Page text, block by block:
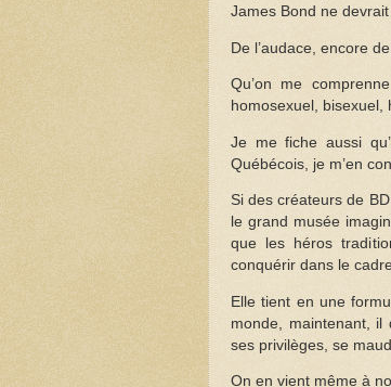
James Bond ne
De l’audace, encore
Qu’on me
homosexuel, bisexuel,
Je me fiche aussi
Québécois, je m’en
Si des créateurs de
le grand musée
que les héros
conquérir dans le
Elle tient en une
monde, maintenant, il
ses privilèges, se
On en vient même à